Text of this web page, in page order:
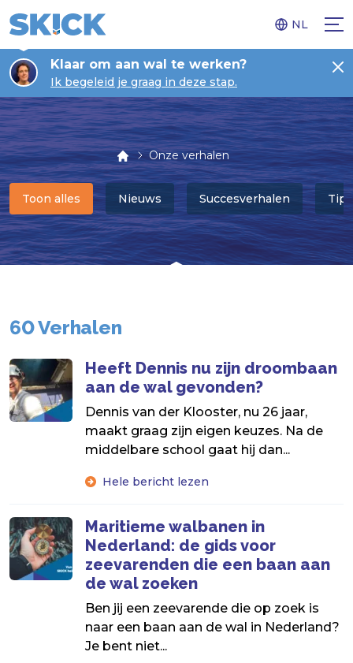
NL
Klaar om aan wal te werken?
Ik begeleid je graag in deze stap.
Onze verhalen
Toon alles Nieuws Succesverhalen
60 Verhalen
Heeft Dennis nu zijn droombaan
aan de wal gevonden?
Dennis van der Klooster, nu 26 jaar,
maakt graag zijn eigen keuzes. Na de
middelbare school gaat hij dan...
Hele bericht lezen
Maritieme walbanen in
Nederland: de gids voor
zeevarenden die een baan aan
de wal zoeken
Ben jij een zeevarende die op zoek is
naar een baan aan de wal in Nederland?
Je bent niet...